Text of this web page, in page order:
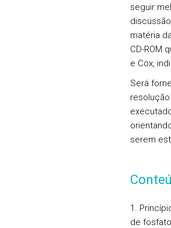
seguir
matéria
CD-ROM
e Cox,
Será
serem
1.
de